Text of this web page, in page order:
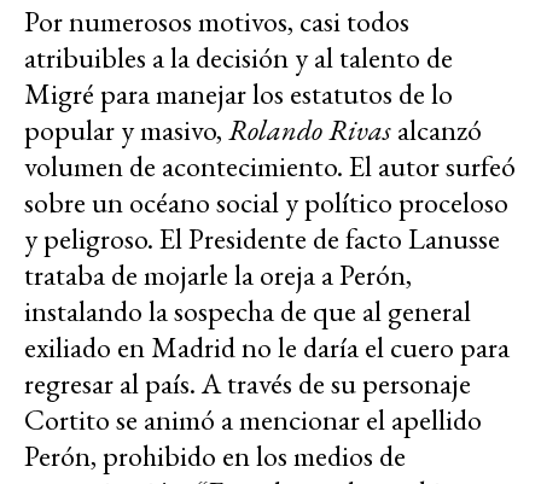
Por numerosos motivos, casi todos
atribuibles a la decisión y al talento de
Migré para manejar los estatutos de lo
popular y masivo,Rolando Rivasalcanzó
volumen de acontecimiento. El autor surfeó
sobre un océano social y político proceloso
y peligroso. El Presidente de facto Lanusse
trataba de mojarle la oreja a Perón,
instalando la sospecha de que al general
exiliado en Madrid no le daría el cuero para
regresar al país. A través de su personaje
Cortito se animó a mencionar el apellido
Perón, prohibido en los medios de